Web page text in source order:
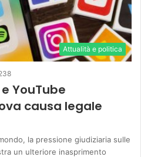
Attualità e politica
YouTube
causa legale
la pressione giudiziaria sulle
un ulteriore inasprimento